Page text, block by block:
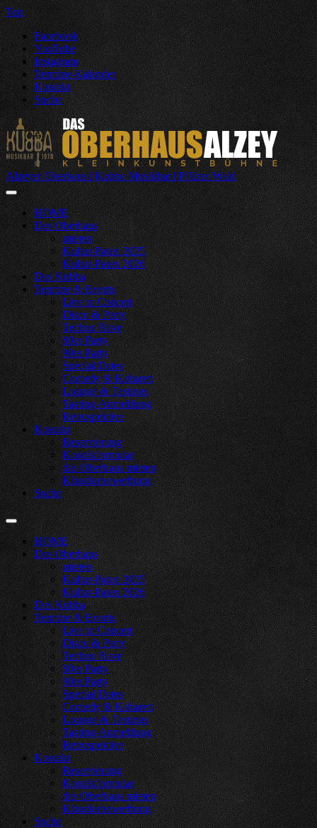
Top
Facebook
YouTube
Instagram
Termine-Kalender
Kontakt
Suche
Alzeyer Oberhaus | Kubba Musikbar | Pfälzer Wald
HOME
Das Oberhaus
mieten
Kultur-Paten 2025
Kultur-Paten 2026
Das Kubba
Termine & Events
Live in Concert
Disco & Party
Techno Rave
80er Party
90er Party
Special Dates
Comedy & Kabarett
Lounge & Tastings
Tasting-Anmeldung
Retrospektive
Kontakt
Reservierung
Kontakformular
das Oberhaus mieten
Künstlerbewerbung
Suche
HOME
Das Oberhaus
mieten
Kultur-Paten 2025
Kultur-Paten 2026
Das Kubba
Termine & Events
Live in Concert
Disco & Party
Techno Rave
80er Party
90er Party
Special Dates
Comedy & Kabarett
Lounge & Tastings
Tasting-Anmeldung
Retrospektive
Kontakt
Reservierung
Kontakformular
das Oberhaus mieten
Künstlerbewerbung
Suche